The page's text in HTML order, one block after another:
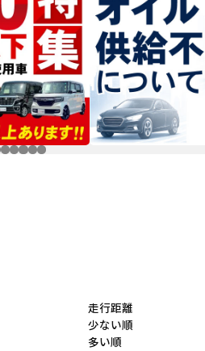
走行距離
少ない順
多い順